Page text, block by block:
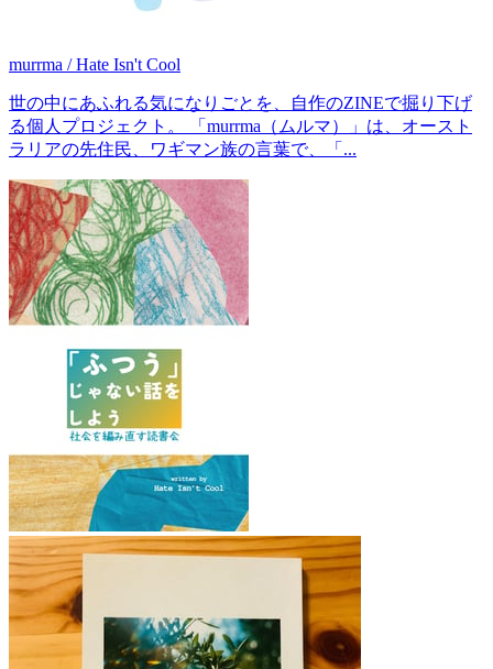
murrma / Hate Isn't Cool
世の中にあふれる気になりごとを、自作のZINEで掘り下げ
る個人プロジェクト。 「murrma（ムルマ）」は、オースト
ラリアの先住民、ワギマン族の言葉で、「...